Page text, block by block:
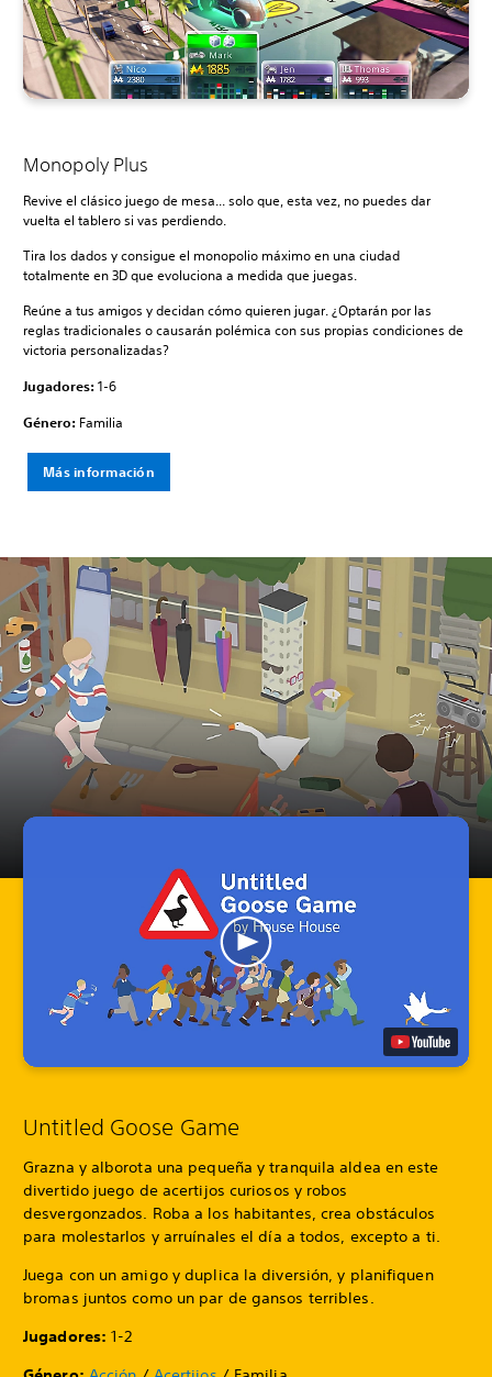
Monopoly Plus
Revive el clásico juego de mesa... solo que, esta vez, no puedes dar
vuelta el tablero si vas perdiendo.
Tira los dados y consigue el monopolio máximo en una ciudad
totalmente en 3D que evoluciona a medida que juegas.
Reúne a tus amigos y decidan cómo quieren jugar. ¿Optarán por las
reglas tradicionales o causarán polémica con sus propias condiciones de
victoria personalizadas?
Jugadores:1-6
Género: Familia
Más información
Untitled Goose Game
Grazna y alborota una pequeña y tranquila aldea en este
divertido juego de acertijos curiosos y robos
desvergonzados. Roba a los habitantes, crea obstáculos
para molestarlos y arruínales el día a todos, excepto a ti.
Juega con un amigo y duplica la diversión, y planifiquen
bromas juntos como un par de gansos terribles.
Jugadores:1-2